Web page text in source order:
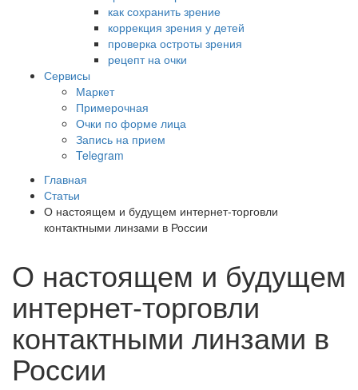
как сохранить зрение
коррекция зрения у детей
проверка остроты зрения
рецепт на очки
Сервисы
Маркет
Примерочная
Очки по форме лица
Запись на прием
Telegram
Главная
Статьи
О настоящем и будущем интернет-торговли
контактными линзами в России
О настоящем и будущем
интернет-торговли
контактными линзами в
России